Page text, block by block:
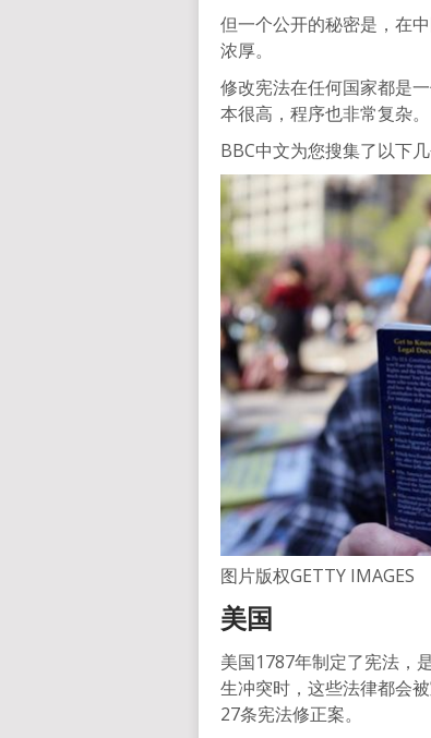
但一个公开的秘密是，在
浓厚。
修改宪法在任何国家都是
本很高，程序也非常复杂。
BBC中文为您搜集了以下
图片版权GETTY IMAGES
美国
美国1787年制定了宪法，
生冲突时，这些法律都会
27条宪法修正案。